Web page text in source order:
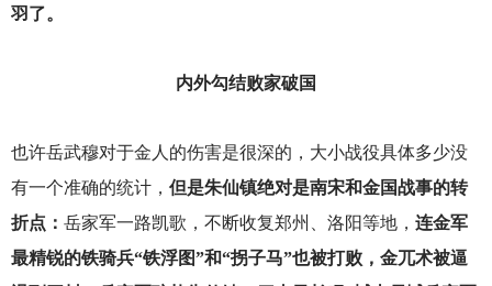
羽了。
内外勾结败家破国
也许岳武穆对于金人的伤害是很深的，大小战役具体多少没
有一个准确的统计， 但是朱仙镇绝对是南宋和金国战事的转
折点： 岳家军一路凯歌，不断收复郑州、洛阳等地， 连金军
最精锐的铁骑兵“铁浮图”和“拐子马”也被打败，金兀术被逼